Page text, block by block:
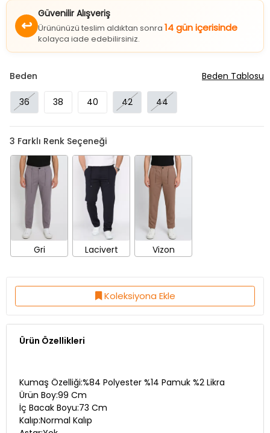
↩
Güvenilir Alışveriş
Ürününüzü teslim aldıktan sonra 14 gün içerisinde
kolayca iade edebilirsiniz.
Beden
36 38 40 42 44
Beden Tablosu
3 Farklı Renk Seçeneği
Gri Lacivert Vizon
Koleksiyona Ekle
Ürün Özellikleri
Kumaş Özelliği:%84 Polyester %14 Pamuk %2 Likra
Ürün Boy:99 Cm
İç Bacak Boyu:73 Cm
Kalıp:Normal Kalıp